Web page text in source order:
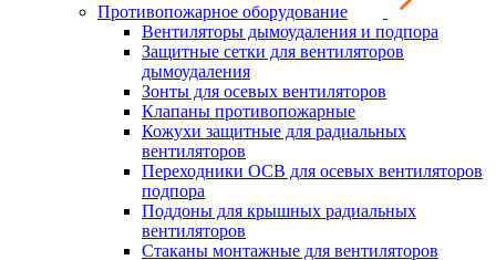
Противопожарное оборудование
Вентиляторы дымоудаления и подпора
Защитные сетки для вентиляторов
дымоудаления
Зонты для осевых вентиляторов
Клапаны противопожарные
Кожухи защитные для радиальных
вентиляторов
Переходники ОСВ для осевых вентиляторов
подпора
Поддоны для крышных радиальных
вентиляторов
Стаканы монтажные для вентиляторов